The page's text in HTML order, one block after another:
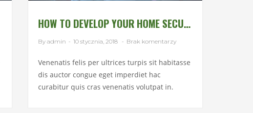
HOW TO DEVELOP YOUR HOME SECURITY
By admin - 10 stycznia, 2018 - Brak komentarzy
Venenatis felis per ultrices turpis sit habitasse
dis auctor congue eget imperdiet hac
curabitur quis cras venenatis volutpat in.